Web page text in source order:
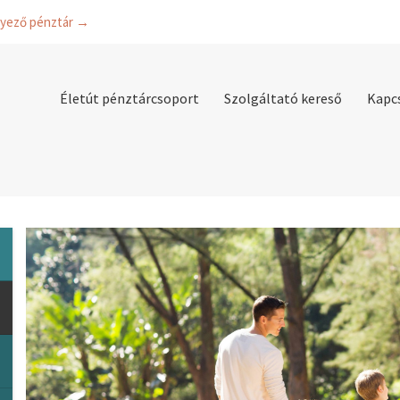
pénztár →
Életút pénztárcsoport Szolgáltató kereső